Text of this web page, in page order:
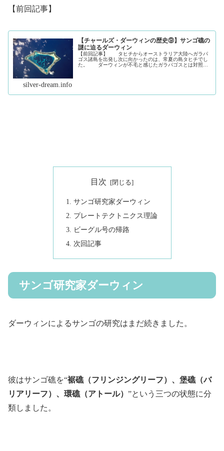
【前回記事】
【チャールズ・ダーウィンの歴史⑨】サンゴ礁の
謎に迫るダーウィン
【前回記事】 タヒチからオーストラリア大陸へガラパ
ゴス諸島を出発し次に向かったのは、常夏の島タヒチでし
た。 ダーウィンが不毛と感じたガラパゴスとは対照的
silver-dream.info
目次
サンゴ研究家ダーウィン
プレートテクトニクス理論
ビーグル号の帰路
次回記事
サンゴ研究家ダーウィン
ダーウィンによるサンゴの研究はまだ続きました。
彼はサンゴ礁を“裾礁（フリンジングリーフ）、堡礁（バ
リアリーフ）、環礁（アトール） ”という三つの状態に分
類しました。